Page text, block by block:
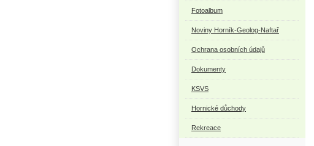
Fotoalbum
Noviny Horník-Geolog-Naftař
Ochrana osobních údajů
Dokumenty
KSVS
Hornické důchody
Rekreace